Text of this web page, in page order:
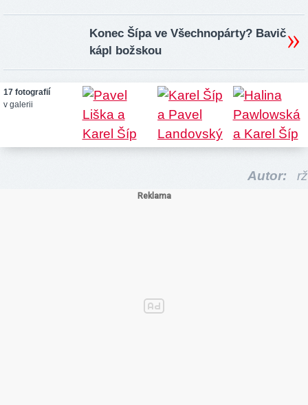
Konec Šípa ve Všechnopárty? Bavič
kápl božskou
17 fotografií
v galerii
Autor: rž